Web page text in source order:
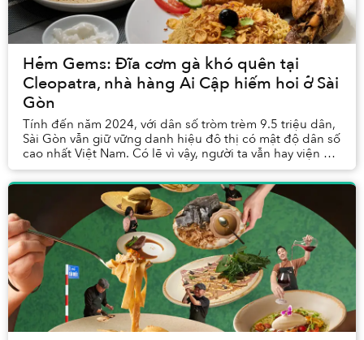
Hẻm Gems: Đĩa cơm gà khó quên tại
Cleopatra, nhà hàng Ai Cập hiếm hoi ở Sài
Gòn
Tính đến năm 2024, với dân số tròm trèm 9.5 triệu dân,
Sài Gòn vẫn giữ vững danh hiệu đô thị có mật độ dân số
cao nhất Việt Nam. Có lẽ vì vậy, người ta vẫn hay viện cái
đông đúc, xô bồ, chật chội của ...